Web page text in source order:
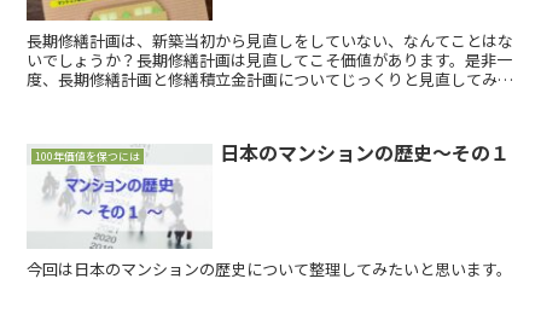
長期修繕計画は、新築当初から見直しをしていない、なんてことはな
いでしょうか？長期修繕計画は見直してこそ価値があります。是非一
度、長期修繕計画と修繕積立金計画についてじっくりと見直してみて
100年価値を保つには 日本のマンションの歴史～その１
今回は日本のマンションの歴史について整理してみたいと思います。